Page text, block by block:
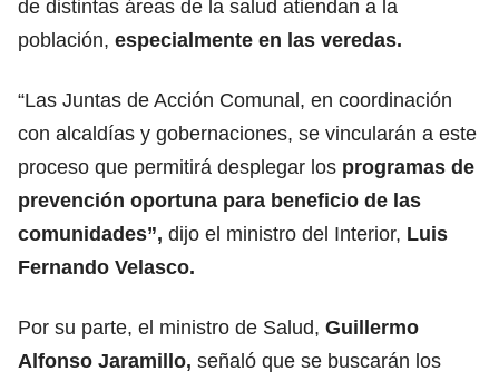
de distintas áreas de la salud atiendan a la
población, especialmente en las veredas.
“Las Juntas de Acción Comunal, en coordinación
con alcaldías y gobernaciones, se vincularán a este
proceso que permitirá desplegar los programas de
prevención oportuna para beneficio de las
comunidades”, dijo el ministro del Interior, Luis
Fernando Velasco.
Por su parte, el ministro de Salud, Guillermo
Alfonso Jaramillo, señaló que se buscarán los